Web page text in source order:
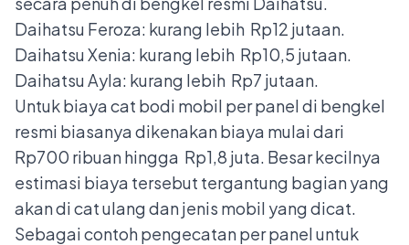
Daihatsu Feroza: kurang lebih Rp12 jutaan.
Daihatsu Xenia: kurang lebih Rp10,5 jutaan.
Daihatsu Ayla: kurang lebih Rp7 jutaan.
Untuk biaya cat bodi mobil per panel di bengkel
resmi biasanya dikenakan biaya mulai dari
Rp700 ribuan hingga Rp1,8 juta. Besar kecilnya
estimasi biaya tersebut tergantung bagian yang
akan di cat ulang dan jenis mobil yang dicat.
Sebagai contoh pengecatan per panel untuk